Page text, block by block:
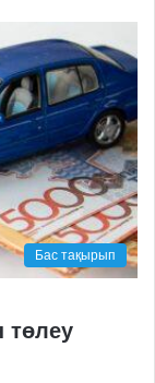
Бас тақырып
төлеу